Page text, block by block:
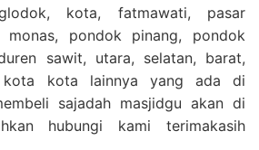
kota, fatmawati, pasar
monas, pondok pinang, pondok
sawit, utara, selatan, barat,
kota lainnya yang ada di
sajadah masjidgu akan di
hubungi kami terimakasih